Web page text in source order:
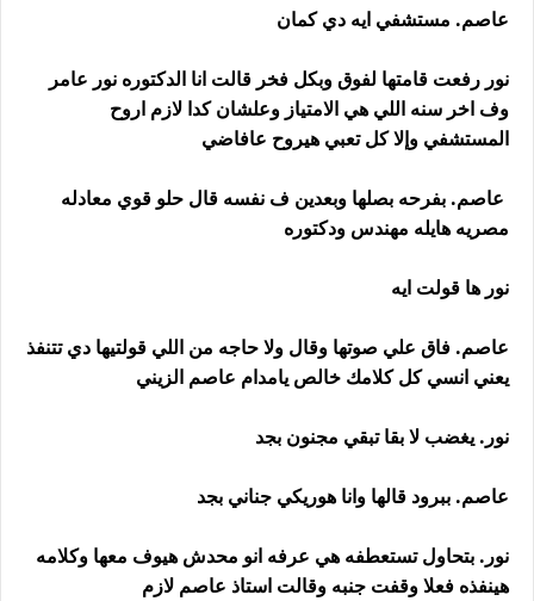
عاصم. مستشفي ايه دي كمان
نور رفعت قامتها لفوق وبكل فخر قالت انا الدكتوره نور عامر
وف اخر سنه اللي هي الامتياز وعلشان كدا لازم اروح
المستشفي وإلا كل تعبي هيروح عافاضي
عاصم. بفرحه بصلها وبعدين ف نفسه قال حلو قوي معادله
مصريه هايله مهندس ودكتوره
نور ها قولت ايه
عاصم. فاق علي صوتها وقال ولا حاجه من اللي قولتيها دي تتنفذ
يعني انسي كل كلامك خالص يامدام عاصم الزيني
نور. يغضب لا بقا تبقي مجنون بجد
عاصم. ببرود قالها وانا هوريكي جناني بجد
نور. بتحاول تستعطفه هي عرفه انو محدش هيوف معها وكلامه
هينفذه فعلا وقفت جنبه وقالت استاذ عاصم لازم